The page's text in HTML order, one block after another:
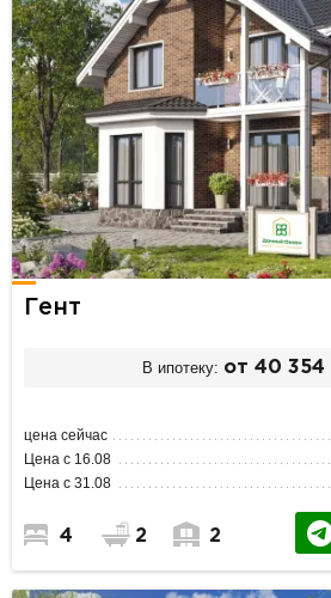
Гент
В ипотеку: от 40 354
цена сейчас
Цена с 16.08
Цена с 31.08
4 2 2